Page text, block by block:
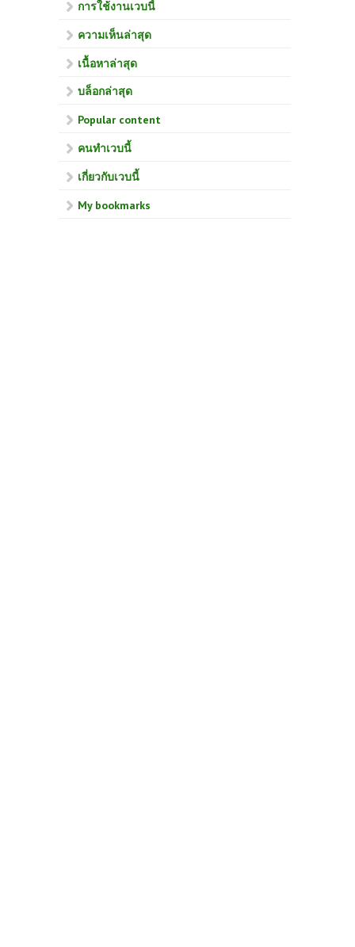
การใช้งานเวบนี้
ความเห็นล่าสุด
เนื้อหาล่าสุด
บล็อกล่าสุด
Popular content
คนทำเวบนี้
เกี่ยวกับเวบนี้
My bookmarks